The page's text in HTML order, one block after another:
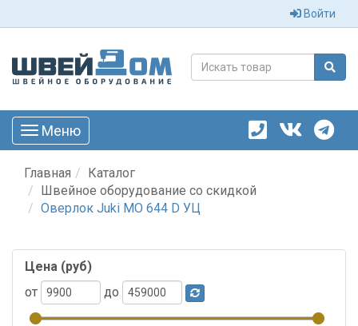
Войти
Toggle
navigation
Меню
Главная
Каталог
Швейное оборудование со скидкой
Оверлок Juki MO 644 D УЦ
Цена (руб)
от
до